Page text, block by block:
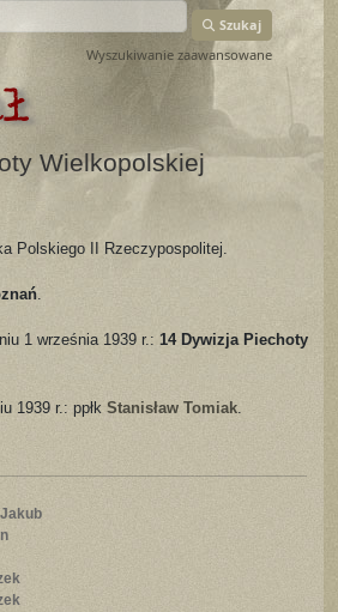
Szukaj
Wyszukiwanie zaawansowane
Wielkopolskiej
Polskiego II Rzeczypospolitej.
.
1 września 1939 r.: 14 Dywizja Piechoty
1939 r.: ppłk Stanisław Tomiak.